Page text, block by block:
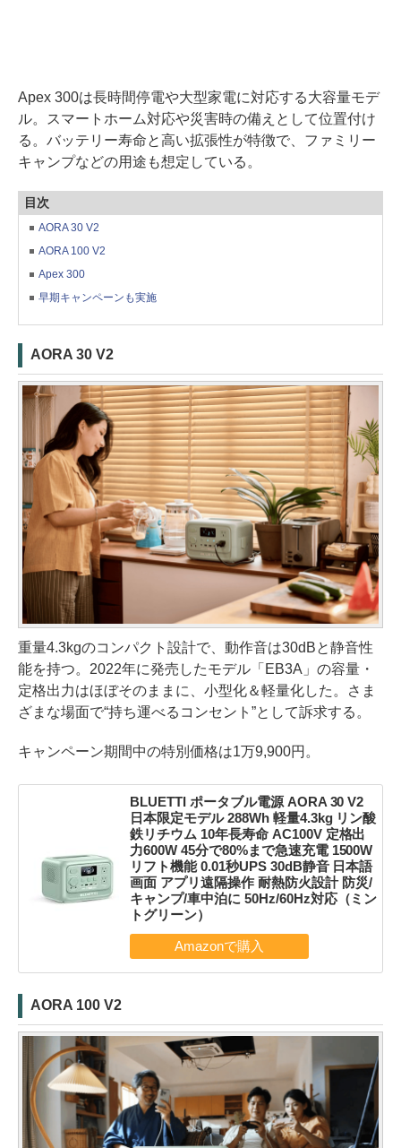
Apex 300は長時間停電や大型家電に対応する大容量モデ
ル。スマートホーム対応や災害時の備えとして位置付け
る。バッテリー寿命と高い拡張性が特徴で、ファミリー
キャンプなどの用途も想定している。
目次
AORA 30 V2
AORA 100 V2
Apex 300
早期キャンペーンも実施
AORA 30 V2
重量4.3kgのコンパクト設計で、動作音は30dBと静音性
能を持つ。2022年に発売したモデル「EB3A」の容量・
定格出力はほぼそのままに、小型化＆軽量化した。さま
ざまな場面で“持ち運べるコンセント”として訴求する。
キャンペーン期間中の特別価格は1万9,900円。
BLUETTI ポータブル電源 AORA 30 V2
日本限定モデル 288Wh 軽量4.3kg リン酸
鉄リチウム 10年長寿命 AC100V 定格出
力600W 45分で80%まで急速充電 1500W
リフト機能 0.01秒UPS 30dB静音 日本語
画面 アプリ遠隔操作 耐熱防火設計 防災/
キャンプ/車中泊に 50Hz/60Hz対応（ミン
トグリーン）
AORA 100 V2